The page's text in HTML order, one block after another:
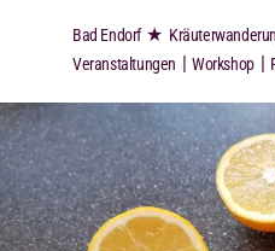
Bad Endorf ★
Veranstaltungen | Workshop |